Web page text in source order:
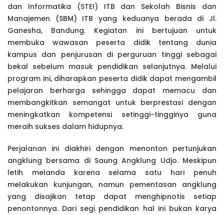
dan Informatika (STEI) ITB dan Sekolah Bisnis dan
Manajemen (SBM) ITB yang keduanya berada di Jl.
Ganesha, Bandung. Kegiatan ini bertujuan untuk
membuka wawasan peserta didik tentang dunia
kampus dan penjurusan di perguruan tinggi sebagai
bekal sebelum masuk pendidikan selanjutnya. Melalui
program ini, diharapkan peserta didik dapat mengambil
pelajaran berharga sehingga dapat memacu dan
membangkitkan semangat untuk berprestasi dengan
meningkatkan kompetensi setinggi-tingginya guna
meraih sukses dalam hidupnya.
Perjalanan ini diakhiri dengan menonton pertunjukan
angklung bersama di Saung Angklung Udjo. Meskipun
letih melanda karena selama satu hari penuh
melakukan kunjungan, namun pementasan angklung
yang disajikan tetap dapat menghipnotis setiap
penontonnya. Dari segi pendidikan hal ini bukan karya